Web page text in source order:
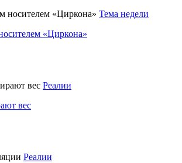
Тема недели
«Циркона»
Реалии
вес
Реалии